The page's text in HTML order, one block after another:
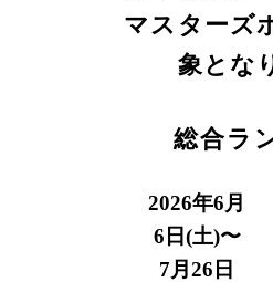
マスターズ
象とな
総合ラ
2026年6月
6日(土)〜
7月26日